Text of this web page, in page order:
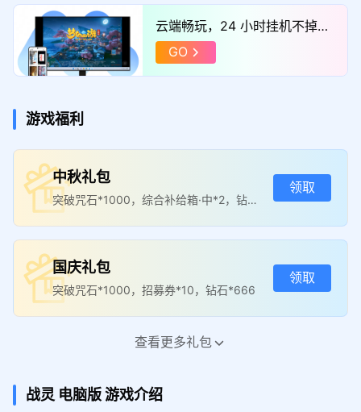
云端畅玩，24 小时挂机不掉
线，点击体验！
GO
游戏福利
中秋礼包
突破咒石*1000，综合补给箱·中*2，钻石*
666
领取
国庆礼包
突破咒石*1000，招募券*10，钻石*666
领取
自选SP英雄碎片*30，综合补给箱·超大*
3，钻石*666
查看更多礼包
战灵 电脑版游戏介绍